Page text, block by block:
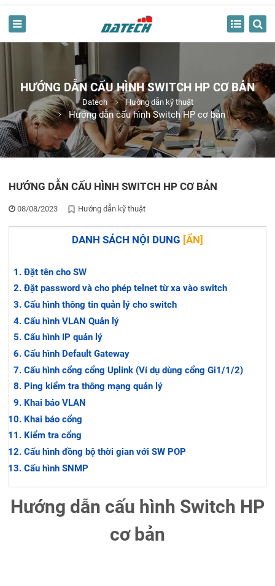
HƯỚNG DẪN CẤU HÌNH SWITCH HP CƠ BẢN
Datech Hướng dẫn kỹ thuật
Hướng dẫn cấu hình Switch HP cơ bản
HƯỚNG DẪN CẤU HÌNH SWITCH HP CƠ BẢN
08/08/2023 Hướng dẫn kỹ thuật
DANH SÁCH NỘI DUNG [ẨN]
Đặt tên cho SW
Đặt password và cho phép telnet từ xa vào switch
Cấu hình thông tin quản lý cho switch
Cấu hình VLAN Quản lý
Cấu hình IP quản lý
Cấu hình Default Gateway
Cấu hình cổng cổng Uplink (Ví dụ dùng cổng Gi1/1/2)
Ping kiểm tra thông mạng quản lý
Khai báo VLAN
Khai báo cổng
Kiểm tra cổng
Cấu hình đồng bộ thời gian với SW POP
Cấu hình SNMP
Hướng dẫn cấu hình Switch HP
cơ bản